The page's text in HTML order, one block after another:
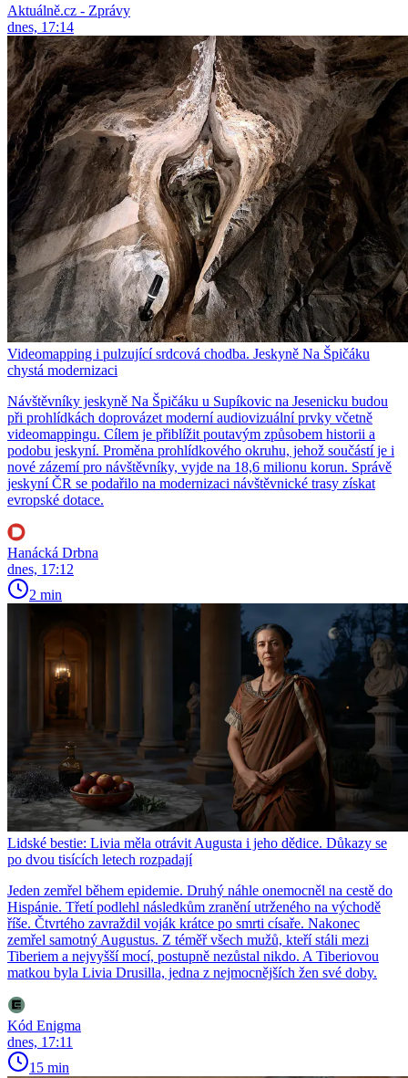
Aktuálně.cz - Zprávy
dnes, 17:14
Videomapping i pulzující srdcová chodba. Jeskyně Na Špičáku
chystá modernizaci
Návštěvníky jeskyně Na Špičáku u Supíkovic na Jesenicku budou
při prohlídkách doprovázet moderní audiovizuální prvky včetně
videomappingu. Cílem je přiblížit poutavým způsobem historii a
podobu jeskyní. Proměna prohlídkového okruhu, jehož součástí je i
nové zázemí pro návštěvníky, vyjde na 18,6 milionu korun. Správě
jeskyní ČR se podařilo na modernizaci návštěvnické trasy získat
evropské dotace.
Hanácká Drbna
dnes, 17:12
2 min
Lidské bestie: Livia měla otrávit Augusta i jeho dědice. Důkazy se
po dvou tisících letech rozpadají
Jeden zemřel během epidemie. Druhý náhle onemocněl na cestě do
Hispánie. Třetí podlehl následkům zranění utrženého na východě
říše. Čtvrtého zavraždil voják krátce po smrti císaře. Nakonec
zemřel samotný Augustus. Z téměř všech mužů, kteří stáli mezi
Tiberiem a nejvyšší mocí, postupně nezůstal nikdo. A Tiberiovou
matkou byla Livia Drusilla, jedna z nejmocnějších žen své doby.
Kód Enigma
dnes, 17:11
15 min